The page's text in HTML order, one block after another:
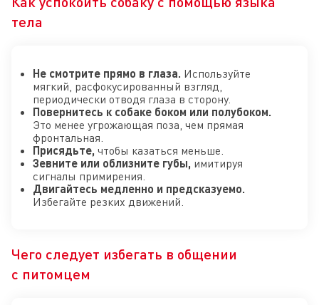
тела
Не смотрите прямо в глаза. Используйте
мягкий, расфокусированный взгляд,
периодически отводя глаза в сторону.
Повернитесь к собаке боком или полубоком.
Это менее угрожающая поза, чем прямая
фронтальная.
Присядьте, чтобы казаться меньше.
Зевните или облизните губы, имитируя
сигналы примирения.
Двигайтесь медленно и предсказуемо.
Избегайте резких движений.
Чего следует избегать в общении
с питомцем